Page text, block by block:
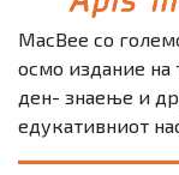
MacBee со
осмо издание на
ден- знаење и
едукативниот